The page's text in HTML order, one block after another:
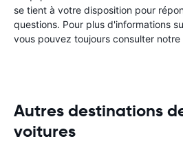
se tient à votre disposition pour
questions. Pour plus d'informations
vous pouvez toujours consulter notre
Autres destinations
voitures